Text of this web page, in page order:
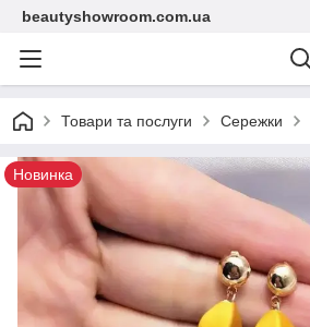
beautyshowroom.com.ua
Товари та послуги Сережки
Новинка